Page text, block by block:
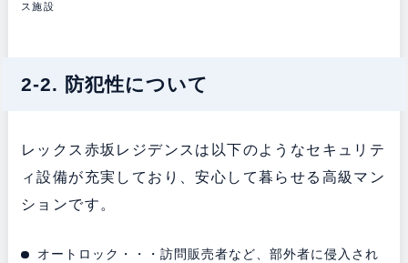
ス施設
2-2. 防犯性について
レックス赤坂レジデンスは以下のようなセキュリテ
ィ設備が充実しており、安心して暮らせる高級マン
ションです。
オートロック・・・訪問販売者など、部外者に侵入され